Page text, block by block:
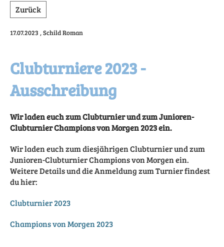
Zurück
17.07.2023 , Schild Roman
Clubturniere 2023 -
Ausschreibung
Wir laden euch zum Clubturnier und zum Junioren-
Clubturnier Champions von Morgen 2023 ein.
Wir laden euch zum diesjährigen Clubturnier und zum
Junioren-Clubturnier Champions von Morgen ein.
Weitere Details und die Anmeldung zum Turnier findest
du hier:
Clubturnier 2023
Champions von Morgen 2023